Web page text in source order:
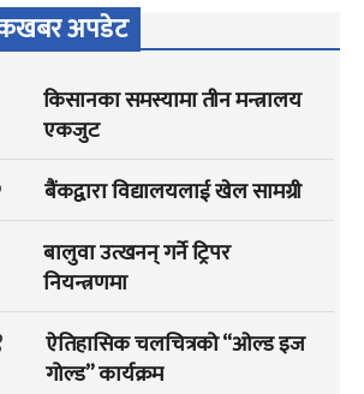
अपडेट
किसानका समस्यामा तीन मन्त्रालय
एकजुट
बैंकद्वारा विद्यालयलाई खेल सामग्री
बालुवा उत्खनन् गर्ने ट्रिपर
नियन्त्रणमा
ऐतिहासिक चलचित्रको “ओल्ड इज
गोल्ड” कार्यक्रम